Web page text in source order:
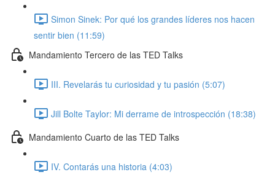
Simon Sinek: Por qué los grandes líderes nos hacen
sentir bien (11:59)
Mandamiento Tercero de las TED Talks
III. Revelarás tu curiosidad y tu pasión (5:07)
Jill Bolte Taylor: Mi derrame de introspección (18:38)
Mandamiento Cuarto de las TED Talks
IV. Contarás una historia (4:03)